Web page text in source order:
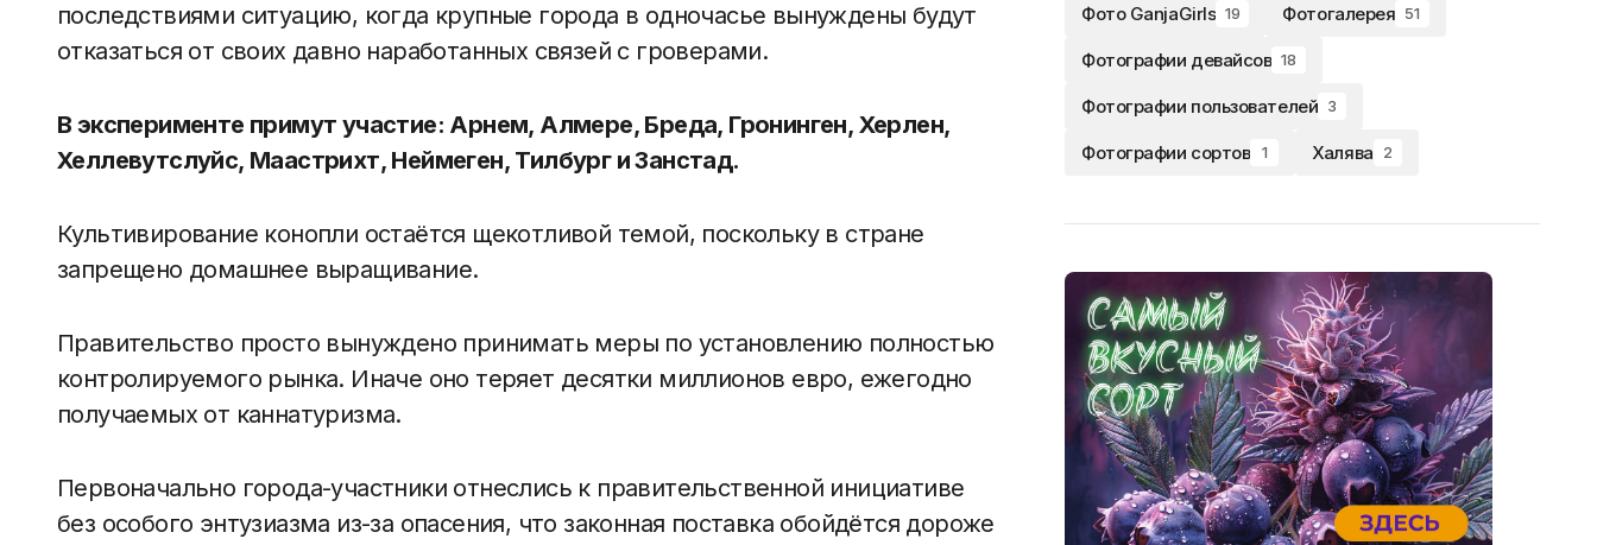
последствиями ситуацию, когда крупные города в одночасье вынуждены будут
отказаться от своих давно наработанных связей с гроверами.
В эксперименте примут участие: Арнем, Алмере, Бреда, Гронинген, Херлен,
Хеллевутслуйс, Маастрихт, Неймеген, Тилбург и Занстад.
Культивирование конопли остаётся щекотливой темой, поскольку в стране
запрещено домашнее выращивание.
Правительство просто вынуждено принимать меры по установлению полностью
контролируемого рынка. Иначе оно теряет десятки миллионов евро, ежегодно
получаемых от каннатуризма.
Первоначально города-участники отнеслись к правительственной инициативе
без особого энтузиазма из-за опасения, что законная поставка обойдётся дороже
Фото GanjaGirls 19 Фотогалерея 51
Фотографии девайсов 18
Фотографии пользователей 3
Фотографии сортов 1 Халява 2